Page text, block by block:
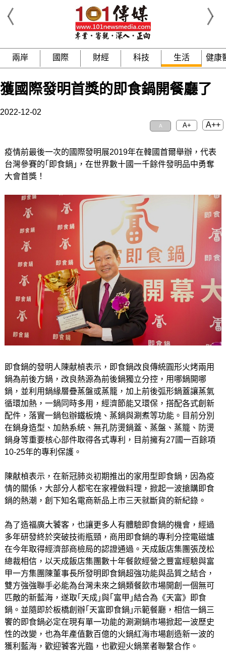
兩岸 國際 財經 科技 生活 健康
獲國際發明首獎的即食鍋開餐廳了
2022-12-02
A A+ A++
疫情前最後一次的國際發明展2019年在韓國首爾舉辦，代表
台灣參賽的｢即食鍋｣，在世界數十國一千餘件發明品中勇奪
大會首獎！
即食鍋的發明人陳献楨表示，即食鍋改良傳統圓形火烤兩用
鍋為前後方鍋，改良熱源為前後鍋獨立分控，用哪鍋開哪
鍋，並利用鍋緣層疊蒸盤或蒸籠，加上前後弧形鍋蓋讓蒸氣
循環加熱，一鍋同時多用，經濟節能又環保，搭配各式創新
配件，落實一鍋包辦鐵板燒、蒸鍋與涮煮等功能。目前分別
在鍋身造型、加熱系統、無孔防燙鍋蓋、蒸盤、蒸籠、防燙
鍋身等重要核心部件取得各式專利，目前擁有27國一百餘項
10-25年的專利保護。
陳献楨表示，在新冠肺炎初期推出的家用型即食鍋，因為疫
情的關係，大部分人都宅在家裡做料理，掀起一波搶購即食
鍋的熱潮，創下知名電商新品上市三天就斷貨的新紀錄。
為了造福廣大饕客，也讓更多人有體驗即食鍋的機會，經過
多年研發終於突破技術瓶頸，商用即食鍋的專利分控電磁爐
在今年取得經濟部商檢局的認證通過。天成飯店集團張茂松
總裁相信，以天成飯店集團數十年餐飲經營之豐富經驗與富
甲一方集團陳董事長所發明即食鍋超強功能與品質之結合，
雙方強強聯手必能為台灣未來之鍋類餐飲市場開創一個無可
匹敵的新藍海，遂取｢天成｣與｢富甲｣結合為《天富》即食
鍋。並隨即於板橋創辦｢天富即食鍋｣示範餐廳，相信一鍋三
饗的即食鍋必定在現有單一功能的涮涮鍋市場掀起一波歷史
性的改變，也為年產值數百億的火鍋紅海市場創造新一波的
獲利藍海，歡迎饕客光臨，也歡迎火鍋業者聯繫合作。